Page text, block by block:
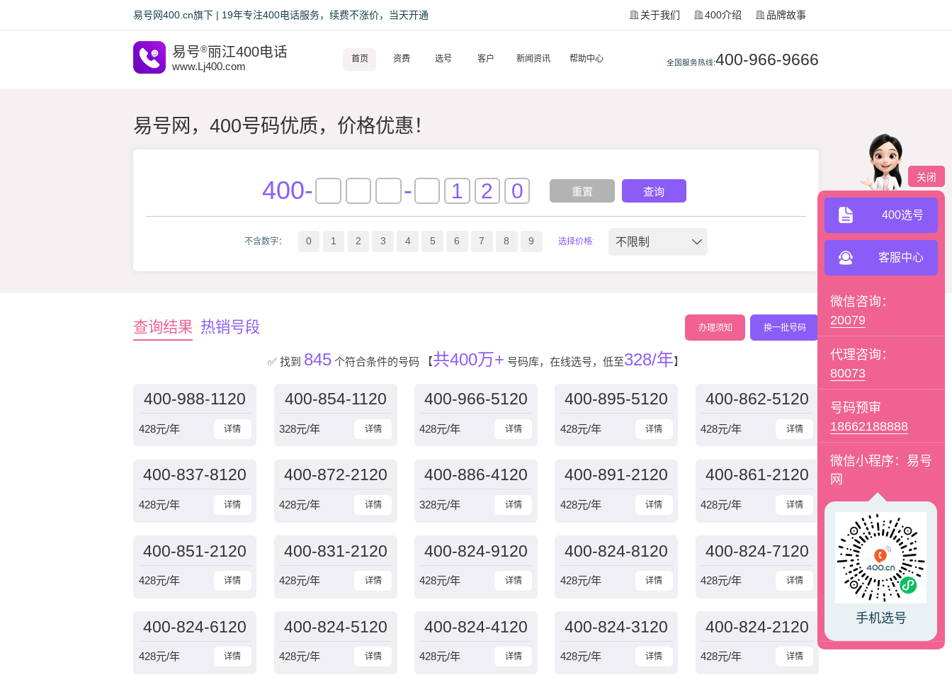
易号网400.cn旗下 | 19年专注400电话服务，续费不涨价，当天开通 关于我们 400介绍 品牌故事
易号®丽江400电话
www.Lj400.com 全国服务热线:400-966-9666
首页 资费 选号 客户 新闻资讯 帮助中心
易号网，400号码优质，价格优惠！
400- - 重置 查询
不含数字： 0 1 2 3 4 5 6 7 8 9 选择价格: 不限制
查询结果 热销号段 办理须知 换一批号码
✅ 找到 845个符合条件的号码 【共400万+ 号码库，在线选号，低至328/年】
400-988-1120
详情
428元/年
400-854-1120
详情
328元/年
400-966-5120
详情
428元/年
400-895-5120
详情
428元/年
400-862-5120
详情
428元/年
400-837-8120
详情
428元/年
400-872-2120
详情
428元/年
400-886-4120
详情
328元/年
400-891-2120
详情
428元/年
400-861-2120
详情
428元/年
400-851-2120
详情
428元/年
400-831-2120
详情
428元/年
400-824-9120
详情
428元/年
400-824-8120
详情
428元/年
400-824-7120
详情
428元/年
400-824-6120
详情
428元/年
400-824-5120
详情
428元/年
400-824-4120
详情
428元/年
400-824-3120
详情
428元/年
400-824-2120
详情
428元/年
关闭
400选号
客服中心
微信咨询：
20079
代理咨询：
80073
号码预审
18662188888
微信小程序：易号
网
手机选号